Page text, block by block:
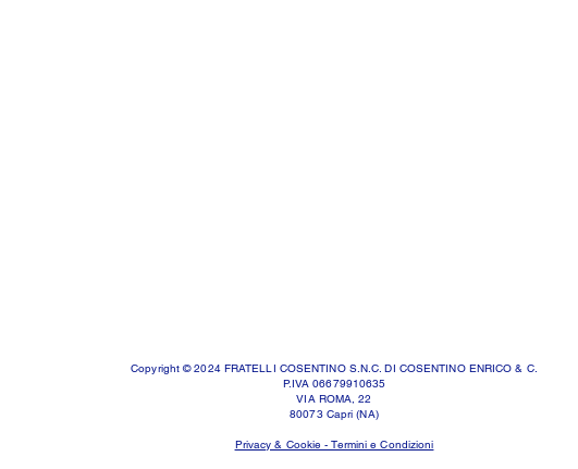
Copyright © 2024 FRATELLI COSENTINO S.N.C. DI COSENTINO ENRICO & C.
P.IVA 06679910635
VIA ROMA, 22
80073 Capri (NA)
Privacy & Cookie - Termini e Condizioni